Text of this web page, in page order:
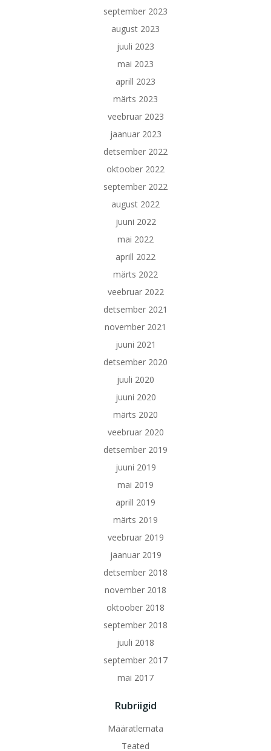
september 2023
august 2023
juuli 2023
mai 2023
aprill 2023
märts 2023
veebruar 2023
jaanuar 2023
detsember 2022
oktoober 2022
september 2022
august 2022
juuni 2022
mai 2022
aprill 2022
märts 2022
veebruar 2022
detsember 2021
november 2021
juuni 2021
detsember 2020
juuli 2020
juuni 2020
märts 2020
veebruar 2020
detsember 2019
juuni 2019
mai 2019
aprill 2019
märts 2019
veebruar 2019
jaanuar 2019
detsember 2018
november 2018
oktoober 2018
september 2018
juuli 2018
september 2017
mai 2017
Rubriigid
Määratlemata
Teated